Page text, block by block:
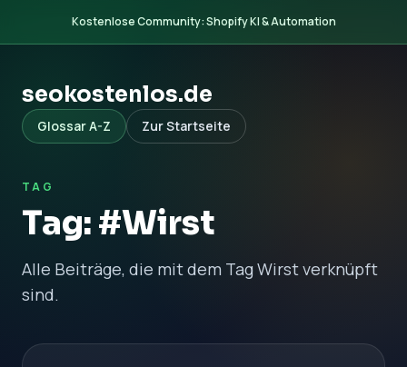
Kostenlose Community: Shopify KI & Automation
seokostenlos.de
Glossar A-Z Zur Startseite
TAG
Tag: #Wirst
Alle Beiträge, die mit dem Tag Wirst verknüpft
sind.